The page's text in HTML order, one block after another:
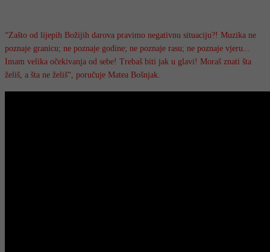
“Zašto od lijepih Božijih darova pravimo negativnu situaciju?! Muzika ne
poznaje granicu; ne poznaje godine; ne poznaje rasu; ne poznaje vjeru...
Imam velika očekivanja od sebe! Trebaš biti jak u glavi! Moraš znati šta
želiš, a šta ne želiš“, poručuje Matea Bošnjak.